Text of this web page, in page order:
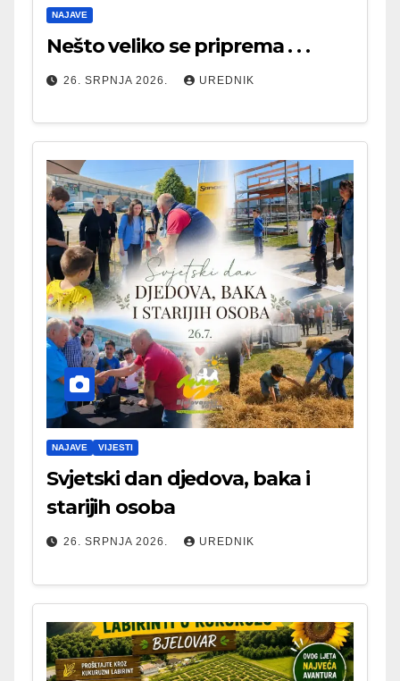
NAJAVE
Nešto veliko se priprema . . .
26. SRPNJA 2026. UREDNIK
NAJAVE VIJESTI
Svjetski dan djedova, baka i
starijih osoba
26. SRPNJA 2026. UREDNIK